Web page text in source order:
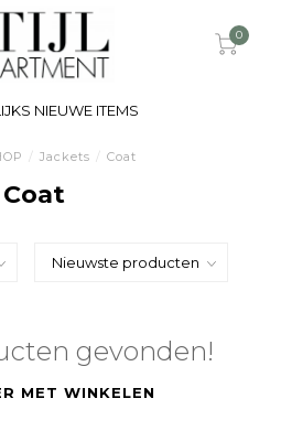
0
NIEUWE ITEMS
/ Jackets / Coat
Coat
gevonden!
MET WINKELEN